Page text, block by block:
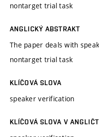
nontarget trial task
ANGLICKÝ ABSTRAKT
The paper deals with
nontarget trial task
KLÍČOVÁ SLOVA
speaker verification
KLÍČOVÁ SLOVA V